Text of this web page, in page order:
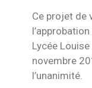
Ce projet de
Lycée
novembre
l’unanimité.